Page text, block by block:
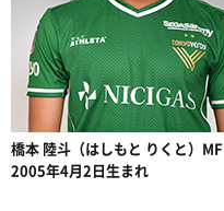
橋本 陸斗（はしもと りくと）MF
2005年4月2日生まれ